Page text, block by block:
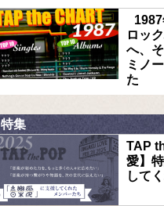
1987
ロッ
へ、
ミノ
た
特集
TAP
愛】
して